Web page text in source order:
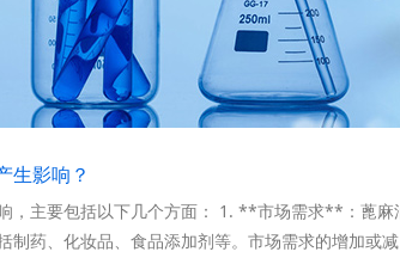
生影响？
几个方面： 1. **市场需求**：蓖麻油
制药、化妆品、食品添加剂等。市场需求的增加或减